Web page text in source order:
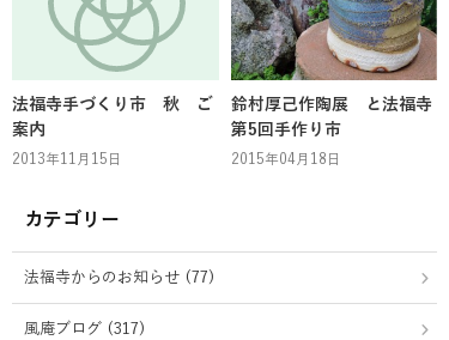
法福寺手づくり市 秋 ご
案内
2013年11月15日
鈴村厚己作陶展 と法福寺
第5回手作り市
2015年04月18日
カテゴリー
法福寺からのお知らせ (77)
風庵ブログ (317)